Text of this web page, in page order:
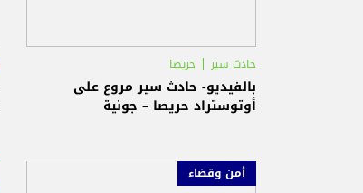
حادث سير حريصا
بالفيديو- حادث سير مروع على
أوتوستراد حريصا – جونية
أمن وقضاء